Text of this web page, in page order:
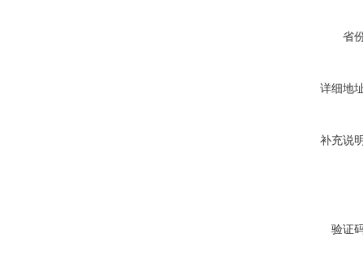
省
详细地
补充说
验证